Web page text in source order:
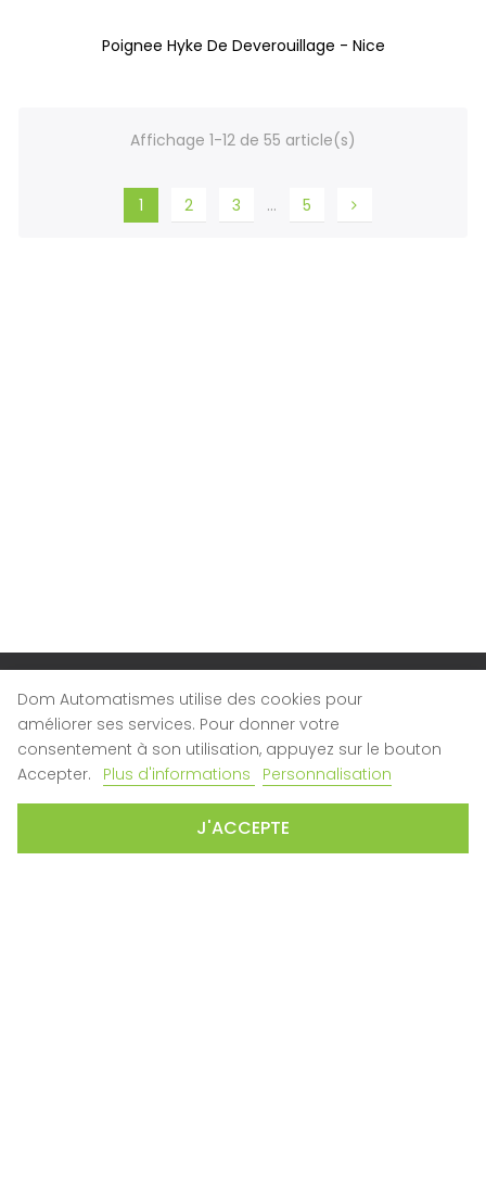
Poignee Hyke De Deverouillage - Nice
Affichage 1-12 de 55 article(s)
1 2 3 … 5
LA SOCIÉTÉ
Qui sommes-nous ?
Nous contacter
Nos magasins
SERVICE CLIENT
Dom Automatismes utilise des cookies pour
améliorer ses services. Pour donner votre
consentement à son utilisation, appuyez sur le bouton
Accepter.
Plus d'informations Personnalisation
J'ACCEPTE